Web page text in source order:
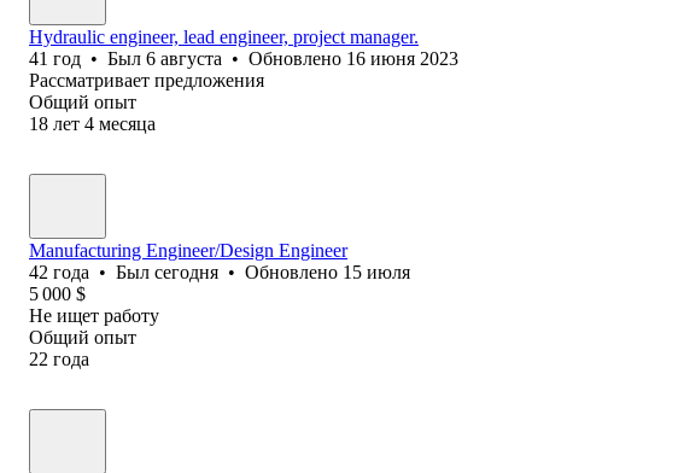
Hydraulic engineer, lead engineer, project manager.
41 год • Был 6 августа • Обновлено 16 июня 2023
Рассматривает предложения
Общий опыт
18 лет 4 месяца
Manufacturing Engineer/Design Engineer
42 года • Был сегодня • Обновлено 15 июля
5 000 $
Не ищет работу
Общий опыт
22 года